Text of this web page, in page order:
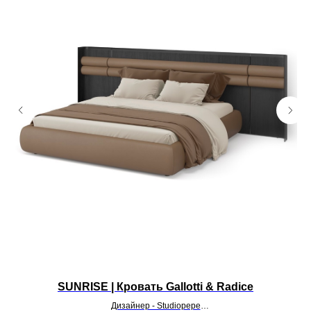
SUNRISE | Кровать Gallotti & Radice
Дизайнер - Studiopepe